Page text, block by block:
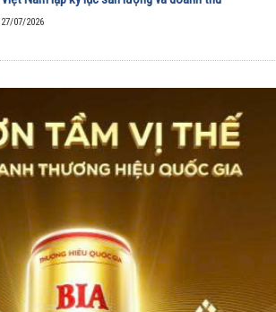
27/07/2026